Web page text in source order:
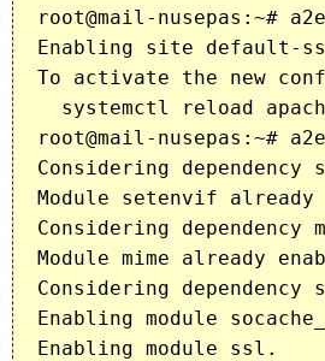
root@mail-nusepas:~#
Enabling site default-
To activate the new
systemctl reload
root@mail-nusepas:~#
Considering
Module setenvif already
Considering dependency
Module mime already
Considering dependency
Enabling module
Enabling module ssl.